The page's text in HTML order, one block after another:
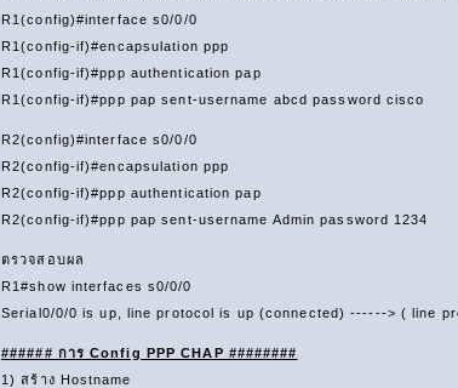
R1(config)#interface s0/0/0
R1(config-if)#encapsulation ppp
R1(config-if)#ppp authentication pap
R1(config-if)#ppp pap sent-username abcd password cisco
R2(config)#interface s0/0/0
R2(config-if)#encapsulation ppp
R2(config-if)#ppp authentication pap
R2(config-if)#ppp pap sent-username Admin password 1234
ตรวจสอบผล
R1#show interfaces s0/0/0
Serial0/0/0 is up, line protocol is up (connected) ------> ( line
###### การ Config PPP CHAP ########
1) สร้าง Hostname